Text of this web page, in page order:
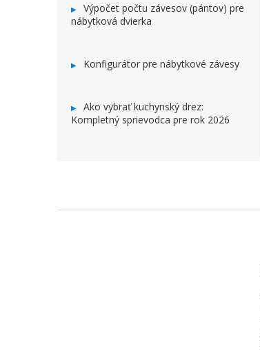
Výpočet počtu závesov (pántov) pre
nábytková dvierka
Konfigurátor pre nábytkové závesy
Ako vybrať kuchynský drez:
Kompletný sprievodca pre rok 2026